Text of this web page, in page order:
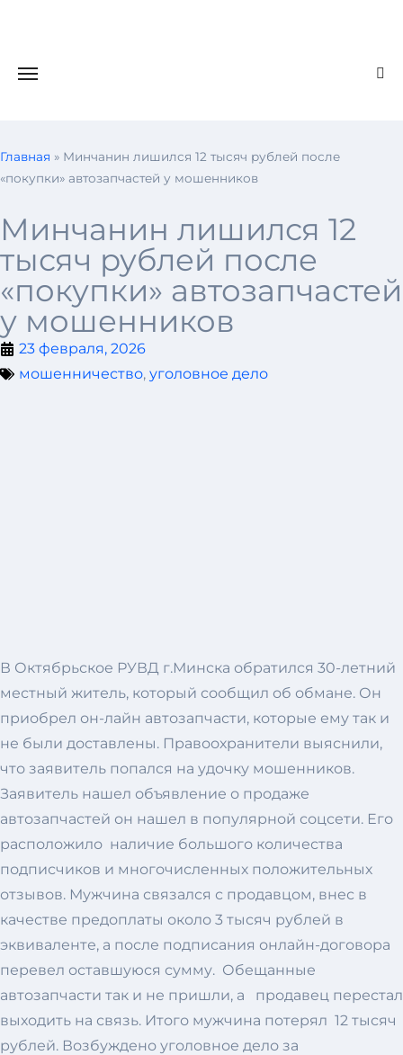
Главная » Минчанин лишился 12 тысяч рублей после
«покупки» автозапчастей у мошенников
Минчанин лишился 12
тысяч рублей после
«покупки» автозапчастей
у мошенников
23 февраля, 2026
мошенничество, уголовное дело
В Октябрьское РУВД г.Минска обратился 30-летний
местный житель, который сообщил об обмане. Он
приобрел он-лайн автозапчасти, которые ему так и
не были доставлены. Правоохранители выяснили,
что заявитель попался на удочку мошенников.
Заявитель нашел объявление о продаже
автозапчастей он нашел в популярной соцсети. Его
расположило наличие большого количества
подписчиков и многочисленных положительных
отзывов. Мужчина связался с продавцом, внес в
качестве предоплаты около 3 тысяч рублей в
эквиваленте, а после подписания онлайн-договора
перевел оставшуюся сумму. Обещанные
автозапчасти так и не пришли, а продавец перестал
выходить на связь. Итого мужчина потерял 12 тысяч
рублей. Возбуждено уголовное дело за